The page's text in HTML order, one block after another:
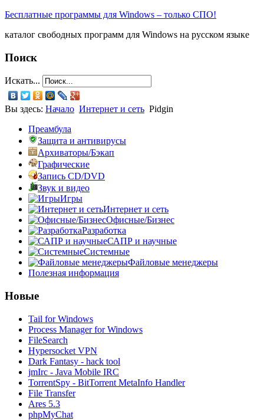
Бесплатные программы для Windows – только СПО!
каталог свободных программ для Windows на русском языке
Поиск
Искать...
Вы здесь: Начало Интернет и сеть Pidgin
Преамбула
Защита и антивирусы
Архиваторы/Бэкап
Графические
Запись CD/DVD
Звук и видео
Игры
Интернет и сеть
Офисные/Бизнес
Разработка
САПР и научные
Системные
Файловые менеджеры
Полезная информация
Новые
Tail for Windows
Process Manager for Windows
FileSearch
Hypersocket VPN
Dark Fantasy - hack tool
jmIrc - Java Mobile IRC
TorrentSpy - BitTorrent MetaInfo Handler
File Transfer
Ares 5.3
phpMyChat